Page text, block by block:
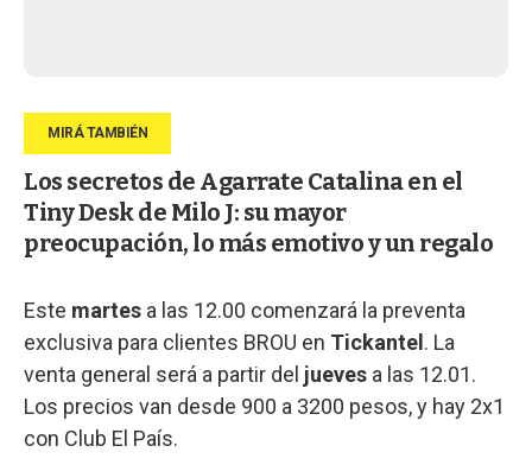
Los secretos de Agarrate Catalina en el
Tiny Desk de Milo J: su mayor
preocupación, lo más emotivo y un regalo
Este martes a las 12.00 comenzará la preventa
exclusiva para clientes BROU en Tickantel . La
venta general será a partir del jueves a las 12.01.
Los precios van desde 900 a 3200 pesos, y hay 2x1
con Club El País.